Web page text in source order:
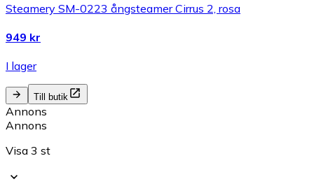
Steamery SM-0223 ångsteamer Cirrus 2, rosa
949 kr
I lager
Till butik
Annons
Annons
Visa 3 st